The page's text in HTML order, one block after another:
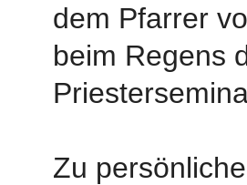
dem Pfarrer
beim Regens
Zu